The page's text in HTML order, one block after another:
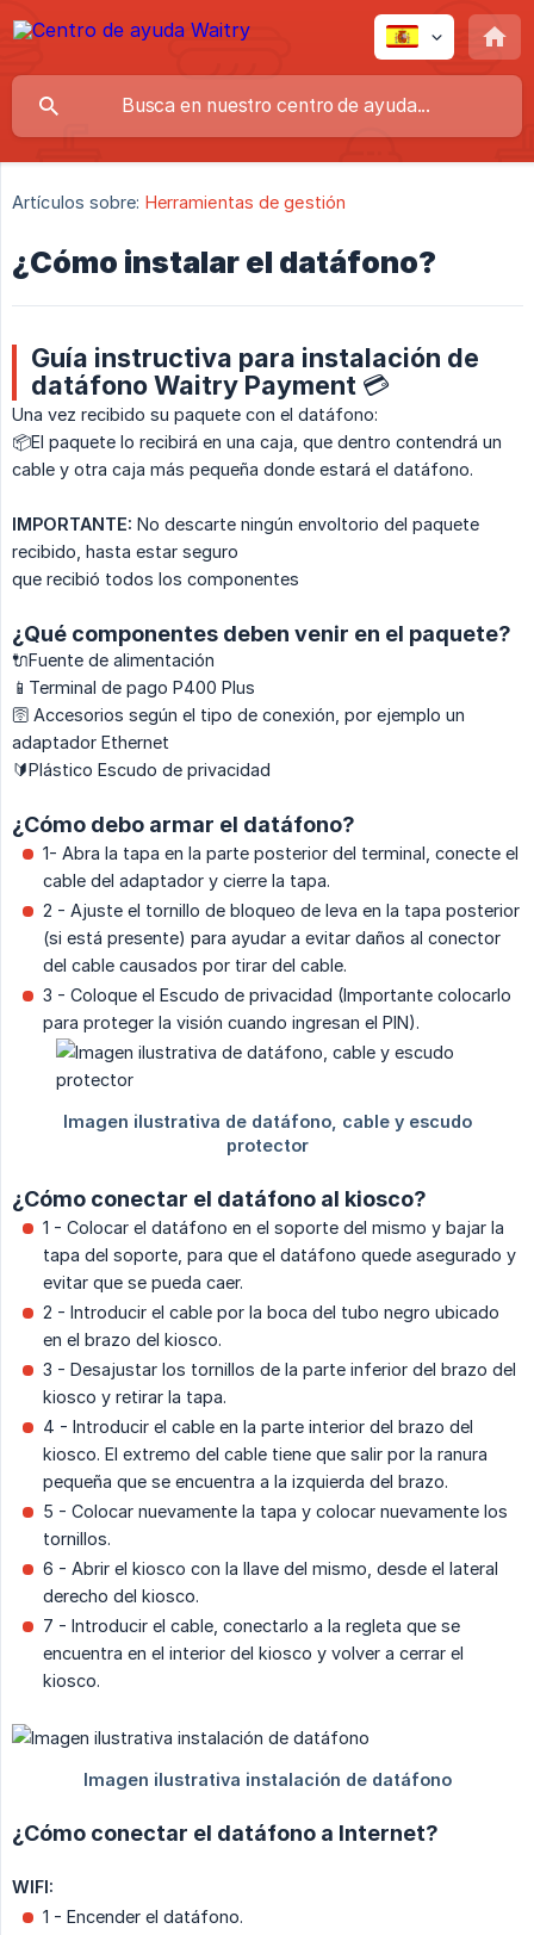
Artículos sobre: Herramientas de gestión
¿Cómo instalar el datáfono?
Guía instructiva para instalación de
datáfono Waitry Payment 💳​
Una vez recibido su paquete con el datáfono:
📦El paquete lo recibirá en una caja, que dentro contendrá un
cable y otra caja más pequeña donde estará el datáfono.
IMPORTANTE: No descarte ningún envoltorio del paquete
recibido, hasta estar seguro
que recibió todos los componentes
¿Qué componentes deben venir en el paquete?
🔌Fuente de alimentación
📱Terminal de pago P400 Plus
🛜 Accesorios según el tipo de conexión, por ejemplo un
adaptador Ethernet
🔰Plástico Escudo de privacidad
¿Cómo debo armar el datáfono?
1- Abra la tapa en la parte posterior del terminal, conecte el
cable del adaptador y cierre la tapa.
2 - Ajuste el tornillo de bloqueo de leva en la tapa posterior
(si está presente) para ayudar a evitar daños al conector
del cable causados por tirar del cable.
3 - Coloque el Escudo de privacidad (Importante colocarlo
para proteger la visión cuando ingresan el PIN).
¿Cómo conectar el datáfono al kiosco?
1 - Colocar el datáfono en el soporte del mismo y bajar la
tapa del soporte, para que el datáfono quede asegurado y
evitar que se pueda caer.
2 - Introducir el cable por la boca del tubo negro ubicado
en el brazo del kiosco.
3 - Desajustar los tornillos de la parte inferior del brazo del
kiosco y retirar la tapa.
4 - Introducir el cable en la parte interior del brazo del
kiosco. El extremo del cable tiene que salir por la ranura
pequeña que se encuentra a la izquierda del brazo.
5 - Colocar nuevamente la tapa y colocar nuevamente los
tornillos.
6 - Abrir el kiosco con la llave del mismo, desde el lateral
derecho del kiosco.
7 - Introducir el cable, conectarlo a la regleta que se
encuentra en el interior del kiosco y volver a cerrar el
kiosco.
¿Cómo conectar el datáfono a Internet?
WIFI:
1 - Encender el datáfono.